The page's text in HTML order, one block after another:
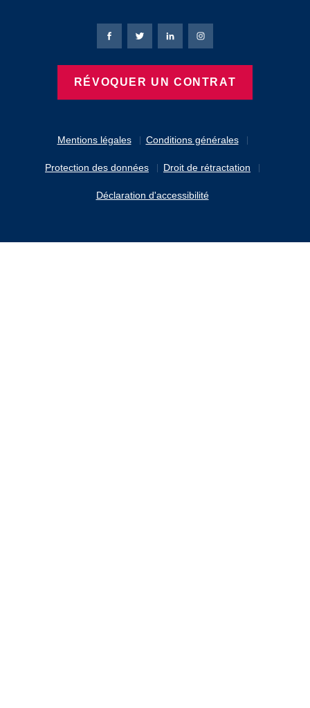
Mentions légales Conditions générales
Protection des données Droit de rétractation
Déclaration d'accessibilité
Page Facebook de Bierbaum-Proenen
Page X de Bierbaum-Proenen
Page LinkedIn de
Page Instagram de
RÉVOQUER UN CONTRAT